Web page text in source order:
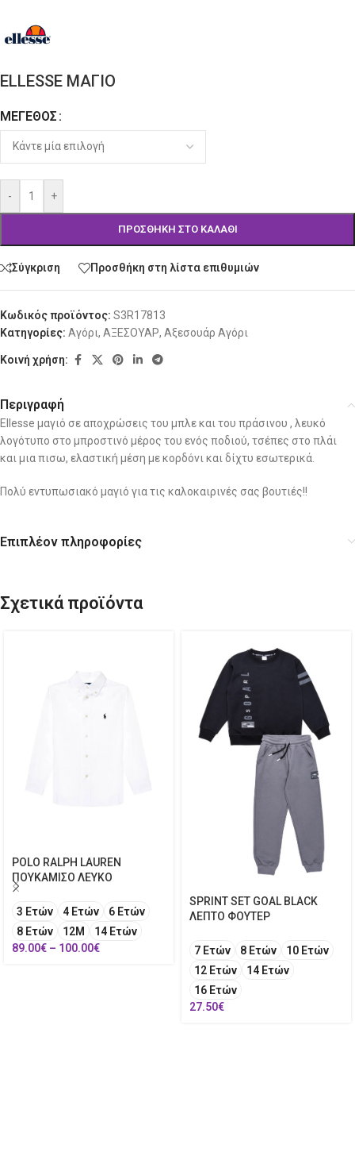
ELLESSE ΜΑΓΙΟ
ΜΈΓΕΘΟΣ
- +
ΠΡΟΣΘΉΚΗ ΣΤΟ ΚΑΛΆΘΙ
Alternative:
Σύγκριση Προσθήκη στη λίστα επιθυμιών
Κωδικός προϊόντος: S3R17813
Κατηγορίες: Αγόρι, ΑΞΕΣΟΥΑΡ, Αξεσουάρ Αγόρι
Κοινή χρήση:
Περιγραφή
Ellesse μαγιό σε αποχρώσεις του μπλε και του πράσινου , λευκό
λογότυπο στο μπροστινό μέρος του ενός ποδιού, τσέπες στο πλάι
και μια πισω, ελαστική μέση με κορδόνι και δίχτυ εσωτερικά.
Πολύ εντυπωσιακό μαγιό για τις καλοκαιρινές σας βουτιές!!
Επιπλέον πληροφορίες
Σχετικά προϊόντα
POLO RALPH LAUREN
ΠΟΥΚΑΜΙΣΟ ΛΕΥΚΟ
3 Ετών 4 Ετών
6 Ετών
8 Ετών
12Μ
14 Ετών
89.00€ – 100.00€
SPRINT SET GOAL BLACK
ΛΕΠΤΟ ΦΟΥΤΕΡ
7 Ετών 8 Ετών
10 Ετών
12 Ετών
14 Ετών
16 Ετών
27.50€